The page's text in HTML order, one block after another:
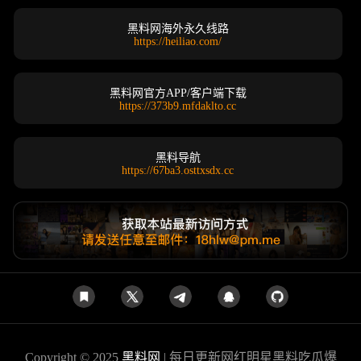
黑料网海外永久线路
https://heiliao.com/
黑料网官方APP/客户端下载
https://373b9.mfdaklto.cc
黑料导航
https://67ba3.osttxsdx.cc
Copyright © 2025 黑料网 | 每日更新网红明星黑料吃瓜爆